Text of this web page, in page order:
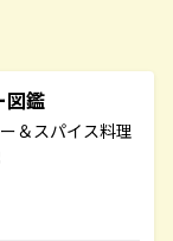
図鑑
＆スパイス料理